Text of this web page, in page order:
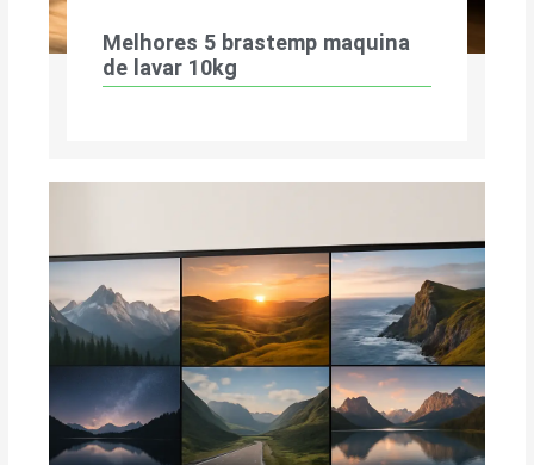
Melhores 5 brastemp maquina
de lavar 10kg